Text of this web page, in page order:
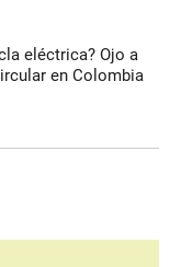
eléctrica? Ojo a
en Colombia